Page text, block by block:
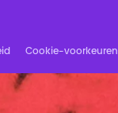
Cookie-voorkeuren